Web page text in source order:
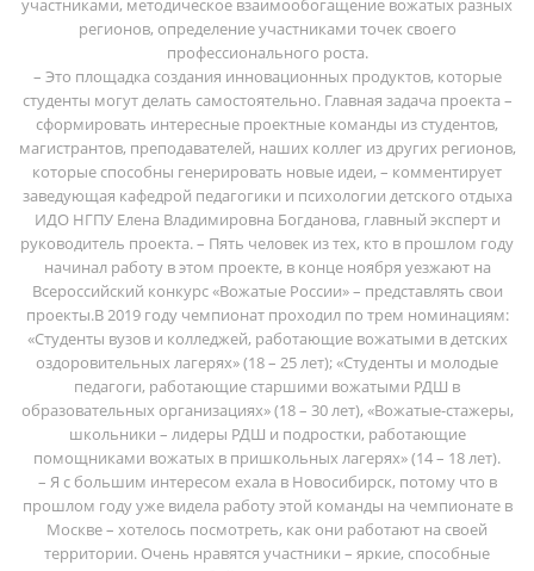
участниками, методическое взаимообогащение вожатых разных
регионов, определение участниками точек своего
профессионального роста.
– Это площадка создания инновационных продуктов, которые
студенты могут делать самостоятельно. Главная задача проекта –
сформировать интересные проектные команды из студентов,
магистрантов, преподавателей, наших коллег из других регионов,
которые способны генерировать новые идеи, – комментирует
заведующая кафедрой педагогики и психологии детского отдыха
ИДО НГПУ Елена Владимировна Богданова, главный эксперт и
руководитель проекта. – Пять человек из тех, кто в прошлом году
начинал работу в этом проекте, в конце ноября уезжают на
Всероссийский конкурс «Вожатые России» – представлять свои
проекты.В 2019 году чемпионат проходил по трем номинациям:
«Студенты вузов и колледжей, работающие вожатыми в детских
оздоровительных лагерях» (18 – 25 лет); «Студенты и молодые
педагоги, работающие старшими вожатыми РДШ в
образовательных организациях» (18 – 30 лет), «Вожатые-стажеры,
школьники – лидеры РДШ и подростки, работающие
помощниками вожатых в пришкольных лагерях» (14 – 18 лет).
– Я с большим интересом ехала в Новосибирск, потому что в
прошлом году уже видела работу этой команды на чемпионате в
Москве – хотелось посмотреть, как они работают на своей
территории. Очень нравятся участники – яркие, способные